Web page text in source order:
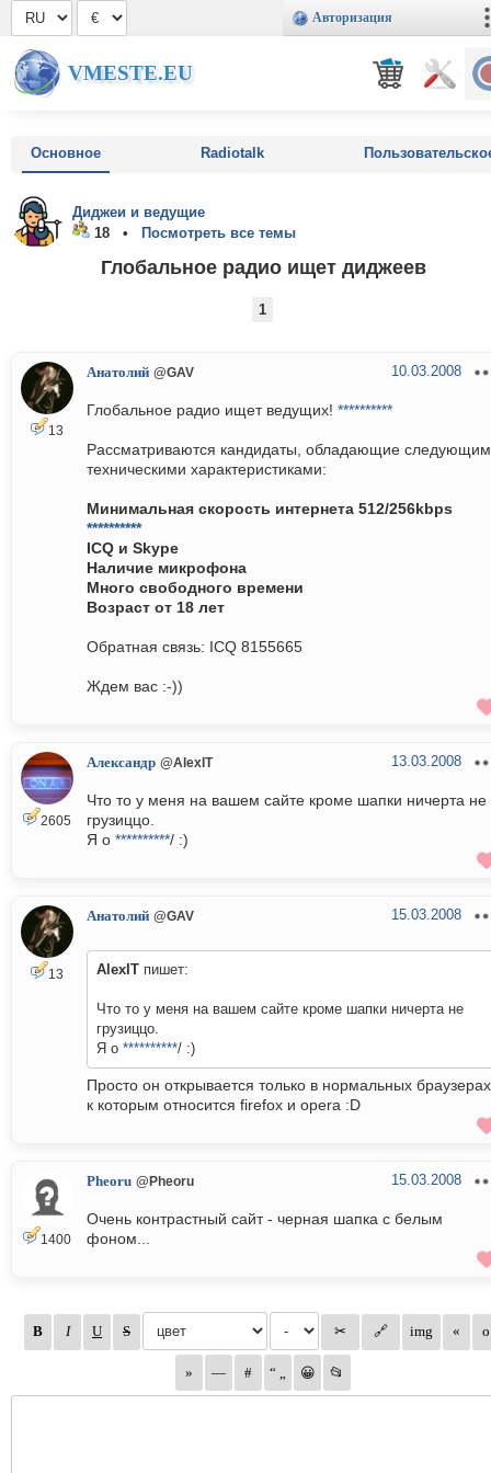
Авторизация
VMESTE.EU
Основное Radiotalk
Диджеи и ведущие
18 •
Посмотреть все темы
Глобальное радио ищет диджеев
1
13
Анатолий @GAV 10.03.2008
Глобальное радио ищет ведущих! **********
Рассматриваются кандидаты, обладающие
техническими характеристиками:
Минимальная скорость интернета 512/256kbps
**********
ICQ и Skype
Наличие микрофона
Много свободного времени
Возраст от 18 лет
Обратная связь: ICQ 8155665
Ждем вас :-))
2605
Александр @AlexIT 13.03.2008
Что то у меня на вашем сайте кроме шапки ничерта не
грузиццо.
Я о **********/ :)
13
Анатолий @GAV 15.03.2008
AlexIT пишет:
Что то у меня на вашем сайте кроме шапки ничерта не
грузиццо.
Я о **********/ :)
Просто он открывается только в нормальных
к которым относится firefox и opera :D
1400
Pheoru @Pheoru 15.03.2008
Очень контрастный сайт - черная шапка с белым
фоном...